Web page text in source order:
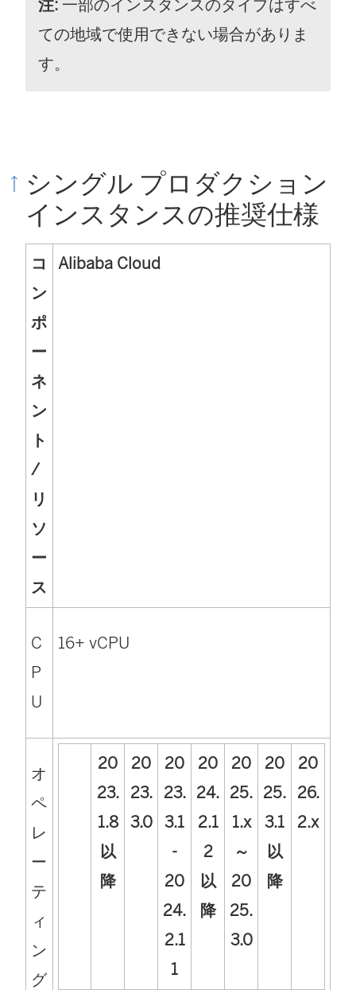
注: 一部のインスタンスのタイプはすべ
ての地域で使用できない場合がありま
す。
シングル プロダクション
インスタンスの推奨仕様
コ
ン
ポ
ー
ネ
ン
ト
/
リ
ソ
ー
ス
Alibaba Cloud
C
P
U
16+ vCPU
オ
ペ
レ
ー
テ
ィ
ン
グ
20
23.
1.8
以
降
20
23.
3.0
20
23.
3.1
-
20
24.
2.1
1
20
24.
2.1
2
以
降
20
25.
1.x
～
20
25.
3.0
20
25.
3.1
以
降
20
26.
2.x